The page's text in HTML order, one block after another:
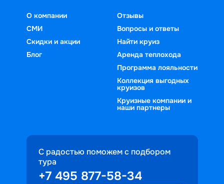
О компании
СМИ
Скидки и акции
Блог
Отзывы
Вопросы и ответы
Найти круиз
Аренда теплохода
Программа лояльности
Коллекция выгодных
круизов
Круизные компании и
наши партнеры
С радостью поможем с подбором
тура
+7 495 877-58-34